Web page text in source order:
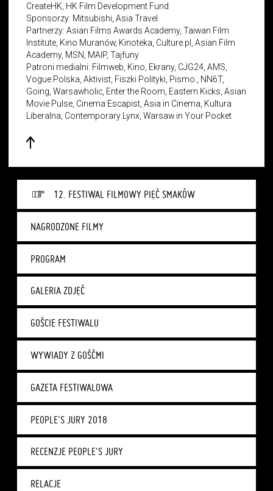
12. FESTIWAL FILMOWY PIĘĆ SMAKÓW
NAGRODZONE FILMY
PROGRAM
GALERIA ZDJĘĆ
GOŚCIE FESTIWALU
WYWIADY Z GOŚĆMI
GAZETA FESTIWALOWA
PEOPLE'S JURY 2018
RECENZJE PEOPLE'S JURY
RELACJE
CreateHK, HK Film Development Fund
Sponsorzy: Mitsubishi, Asia Travel
Partnerzy: Asian Films Awards Academy, Taiwan Film
Institute, Kino Muranów, Kinoteka, Culture.pl, Asian Film
Academy, MSN, MAIP, Tajfuny
Patroni medialni: Filmweb, Kino, Ekrany, CJG24, AMS,
Vogue Polska, Aktivist, Fiszki Polityki, Pismo., NN6T,
Going, Warsawholic, Enter the Room, Eastern Kicks, Asian
Movie Pulse, Cinema Escapist, Asia in Cinema, Kultura
Liberalna, Contemporary Lynx, Warsaw in Your Pocket